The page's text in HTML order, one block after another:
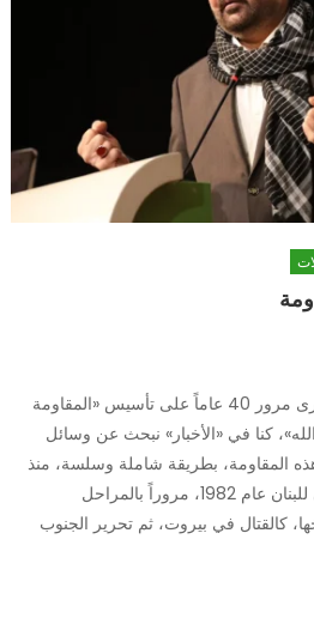
قبل ثلاثة أعوام، وفي أجواء ذكرى مرور 40 عاماً على تأسيس «المقاومة
كنا في «الأخبار» نبحث عن وسائل
المقاومة، بطريقة شاملة وسلسة، منذ
نشأتها عقب الاجتياح الإسرائيلي للبنان عام 1982، مروراً بالمراحل
كالقتال في بيروت، ثم تحرير الجنوب